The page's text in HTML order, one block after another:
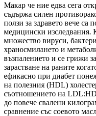
Макар че ние едва сега
съдържа силен
ползи за здравето вече са
медицински изследвания.
множество вируси,
храносмилането и
възпалението и се грижи
зарастване на раните
ефикасно при диабет
на полезния (HDL)
съотношението на
до повече свалени
сравнение със соевото